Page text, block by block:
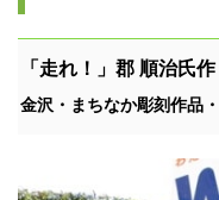
「走れ！」郡 順治氏作
金沢・まちなか彫刻作品